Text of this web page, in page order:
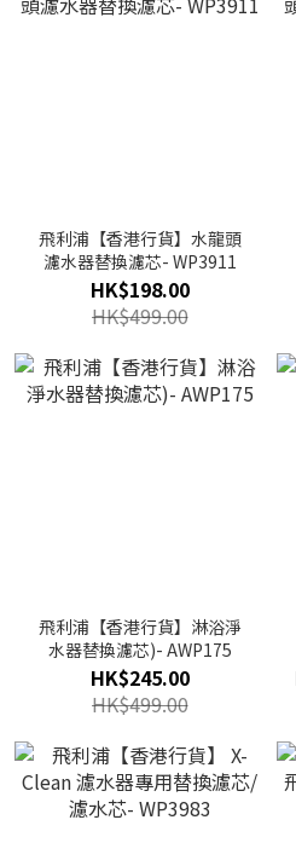
飛利浦【香港行貨】水龍頭
濾水器替換濾芯- WP3911
HK$198.00
HK$499.00
飛利浦【香港行貨】淋浴淨
水器替換濾芯)- AWP175
HK$245.00
HK$499.00